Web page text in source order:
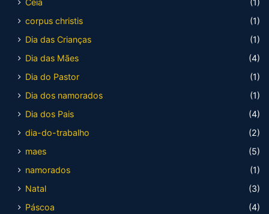
corpus christis
(1)
Dia das Crianças
(1)
Dia das Mães
(4)
Dia do Pastor
(1)
Dia dos namorados
(1)
Dia dos Pais
(4)
dia-do-trabalho
(2)
maes
(5)
namorados
(1)
Natal
(3)
Páscoa
(4)